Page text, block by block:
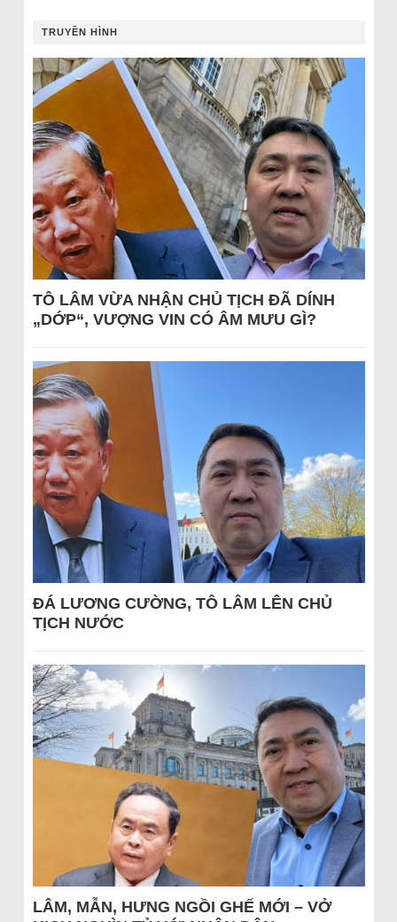
TRUYỀN HÌNH
TÔ LÂM VỪA NHẬN CHỦ TỊCH ĐÃ DÍNH
„DỚP“, VƯỢNG VIN CÓ ÂM MƯU GÌ?
ĐÁ LƯƠNG CƯỜNG, TÔ LÂM LÊN CHỦ
TỊCH NƯỚC
LÂM, MẪN, HƯNG NGỒI GHẾ MỚI – VỞ